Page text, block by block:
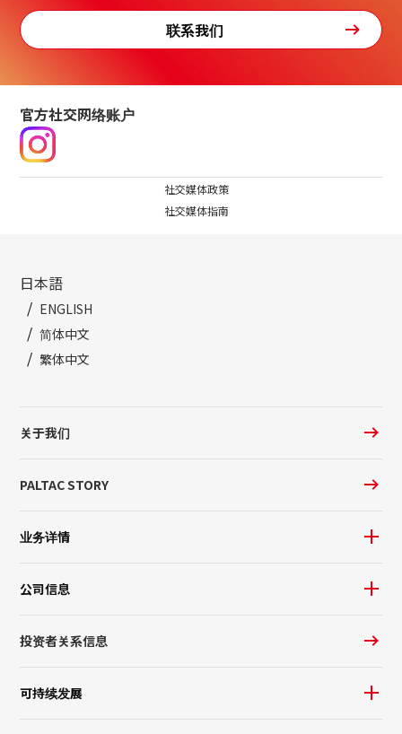
联系我们
官方社交网络账户
社交媒体政策
社交媒体指南
日本語
ENGLISH
简体中文
繁体中文
关于我们
PALTAC STORY
业务详情
公司信息
投资者关系信息
可持续发展